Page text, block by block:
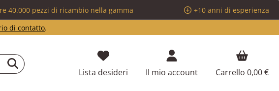
40.000 pezzi di ricambio nella gamma
+10 anni di esperienza
di contatto.
Lista desideri Hai 0 articoli nella lista dei desideri
Il mio account Carrello 0,00 €